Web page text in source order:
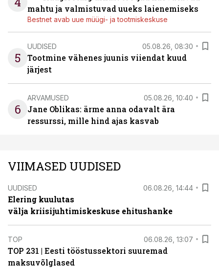
mahtu ja valmistuvad uueks laienemiseks
Bestnet avab uue müügi- ja tootmiskeskuse
5
UUDISED 05.08.26, 08:30
Tootmine vähenes juunis viiendat kuud
järjest
6
ARVAMUSED 05.08.26, 10:40
Jane Oblikas: ärme anna odavalt ära
ressurssi, mille hind ajas kasvab
VIIMASED UUDISED
UUDISED 06.08.26, 14:44
Elering kuulutas
välja kriisijuhtimiskeskuse ehitushanke
TOP 06.08.26, 13:07
TOP 231 | Eesti tööstussektori suuremad
maksuvõlglased